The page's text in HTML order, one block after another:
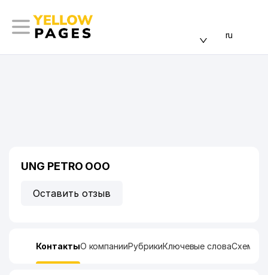
ru
UNG PETRO ООО
Оставить отзыв
КонтактыО компанииРубрикиКлючевые словаСхема